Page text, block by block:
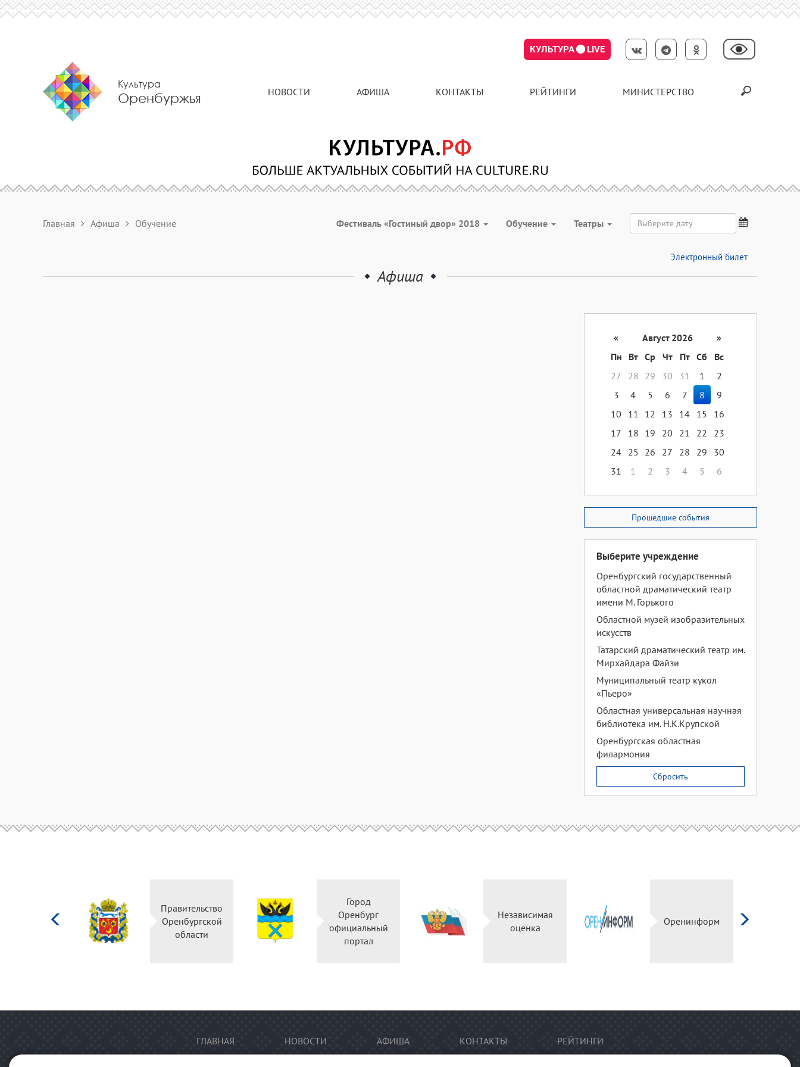
КУЛЬТУРА LIVE
Культура
Оренбуржья НОВОСТИ АФИША КОНТАКТЫ РЕЙТИНГИ МИНИСТЕРСТВО
Главная Афиша Обучение Фестиваль «Гостиный двор» 2018 Обучение Театры
Электронный билет
Афиша
« Август 2026
»
Пн
Вт Ср Чт Пт Сб
Вс
27
28 29 30 31 1
2
3
4 5 6 7 8
9
10
11 12 13 14 15
16
17
18 19 20 21 22
23
24 25 26 27 28 29
30
31
1 2 3 4 5 6
Прошедшие события
Выберите учреждение
Оренбургский государственный
областной драматический театр
имени М. Горького
Областной музей изобразительных
искусств
Татарский драматический театр им.
Мирхайдара Файзи
Муниципальный театр кукол
«Пьеро»
Областная универсальная научная
библиотека им. Н.К.Крупской
Оренбургская областная
филармония
Сбросить
Министерство
культуры
Российской
федерации
Правительство
Оренбургской
области
Оренбург
официальный
Независимая
оценка
Оренинформ
ГЛАВНАЯ НОВОСТИ АФИША КОНТАКТЫ РЕЙТИНГИ